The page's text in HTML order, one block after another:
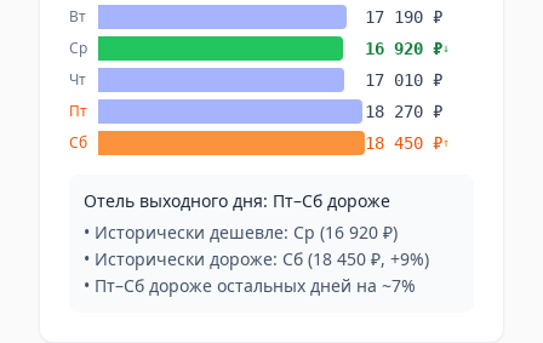
Вт 17 190 ₽
Ср 16 920 ₽↓
Чт 17 010 ₽
Пт 18 270 ₽
Сб 18 450 ₽↑
Отель выходного дня: Пт–Сб дороже
• Исторически дешевле: Ср (16 920 ₽)
• Исторически дороже: Сб (18 450 ₽, +9%)
• Пт–Сб дороже остальных дней на ~7%